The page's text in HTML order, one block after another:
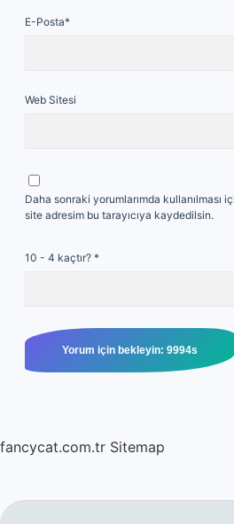
E-Posta*
Web Sitesi
Daha sonraki yorumlarımda kullanılması
site adresim bu tarayıcıya kaydedilsin.
10 - 4 kaçtır? *
fancycat.com.tr Sitemap